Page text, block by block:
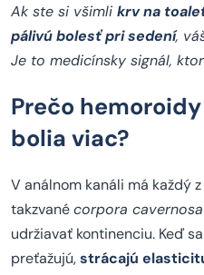
Ak ste si všimli krv na
pálivú bolesť pri sedení,
Je to medicínsky signál,
Prečo
bolia viac?
V análnom kanáli má každý
takzvanécorpora
udržiavať kontinenciu. Keď
preťažujú,strácajú